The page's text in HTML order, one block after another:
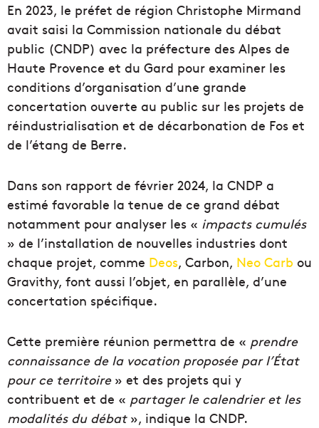
En 2023, le préfet de région Christophe Mirmand
avait saisi la Commission nationale du débat
public (CNDP) avec la préfecture des Alpes de
Haute Provence et du Gard pour examiner les
conditions d’organisation d’une grande
concertation ouverte au public sur les projets de
réindustrialisation et de décarbonation de Fos et
de l’étang de Berre.
Dans son rapport de février 2024, la CNDP a
estimé favorable la tenue de ce grand débat
notamment pour analyser les « impacts cumulés
» de l’installation de nouvelles industries dont
chaque projet, comme Deos, Carbon, Neo Carb ou
Gravithy, font aussi l’objet, en parallèle, d’une
concertation spécifique.
Cette première réunion permettra de « prendre
connaissance de la vocation proposée par l’État
pour ce territoire» et des projets qui y
contribuent et de « partager le calendrier et les
modalités du débat», indique la CNDP.